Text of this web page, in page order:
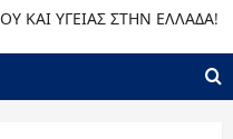
ΚΑΙ ΥΓΕΊΑΣ ΣΤΗΝ ΕΛΛΆΔΑ!